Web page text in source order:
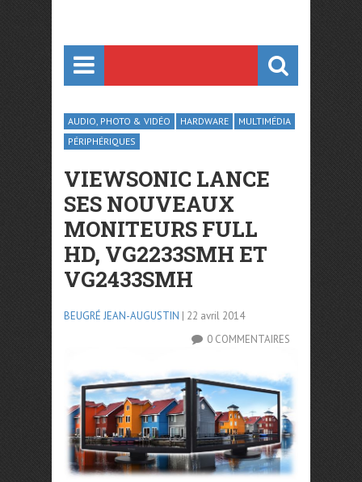
AUDIO, PHOTO & VIDÉO HARDWARE
MULTIMÉDIA
PÉRIPHÉRIQUES
VIEWSONIC LANCE
SES NOUVEAUX
MONITEURS FULL
HD, VG2233SMH ET
VG2433SMH
BEUGRÉ JEAN-AUGUSTIN | 22 avril 2014
0 COMMENTAIRES